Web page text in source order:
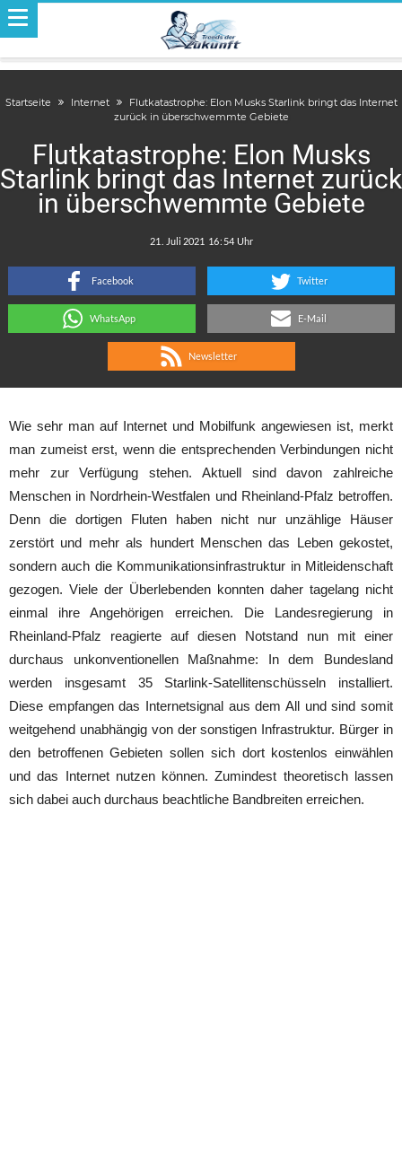
Startseite Internet
Flutkatastrophe: Elon Musks Starlink bringt das Internet
zurück in überschwemmte Gebiete
Flutkatastrophe: Elon Musks
Starlink bringt das Internet zurück
in überschwemmte Gebiete
:
Facebook Twitter
WhatsApp E-Mail
Newsletter
Wie sehr man auf Internet und Mobilfunk angewiesen ist, merkt
man zumeist erst, wenn die entsprechenden Verbindungen nicht
mehr zur Verfügung stehen. Aktuell sind davon zahlreiche
Menschen in Nordrhein-Westfalen und Rheinland-Pfalz betroffen.
Denn die dortigen Fluten haben nicht nur unzählige Häuser
zerstört und mehr als hundert Menschen das Leben gekostet,
sondern auch die Kommunikationsinfrastruktur in Mitleidenschaft
gezogen. Viele der Überlebenden konnten daher tagelang nicht
einmal ihre Angehörigen erreichen. Die Landesregierung in
Rheinland-Pfalz reagierte auf diesen Notstand nun mit einer
durchaus unkonventionellen Maßnahme: In dem Bundesland
werden insgesamt 35 Starlink-Satellitenschüsseln installiert.
Diese empfangen das Internetsignal aus dem All und sind somit
weitgehend unabhängig von der sonstigen Infrastruktur. Bürger in
den betroffenen Gebieten sollen sich dort kostenlos einwählen
und das Internet nutzen können. Zumindest theoretisch lassen
sich dabei auch durchaus beachtliche Bandbreiten erreichen.